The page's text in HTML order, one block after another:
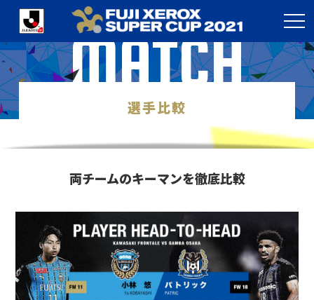
MATCH
選手比較
両チームのキーマンを徹底比較